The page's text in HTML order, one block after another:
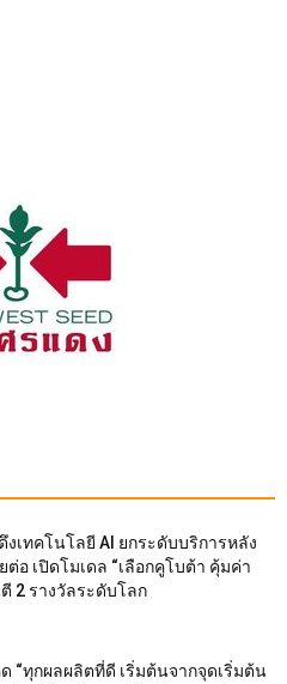
งเทคโนโลยี AI ยกระดับบริการหลัง
ต่อ เปิดโมเดล “เลือกคูโบต้า คุ้มค่า
2 รางวัลระดับโลก
“ทุกผลผลิตที่ดี เริ่มต้นจากจุดเริ่มต้น